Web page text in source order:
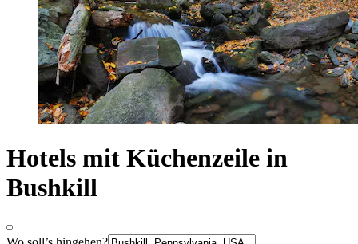
Hotels mit Küchenzeile in
Bushkill